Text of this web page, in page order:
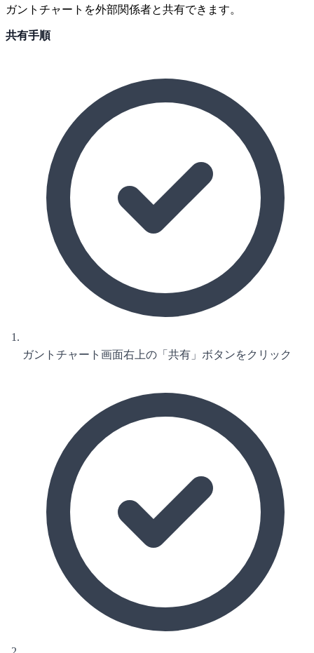
ガントチャートを外部関係者と共有できます。
共有手順
ガントチャート画面右上の「共有」ボタンをクリック